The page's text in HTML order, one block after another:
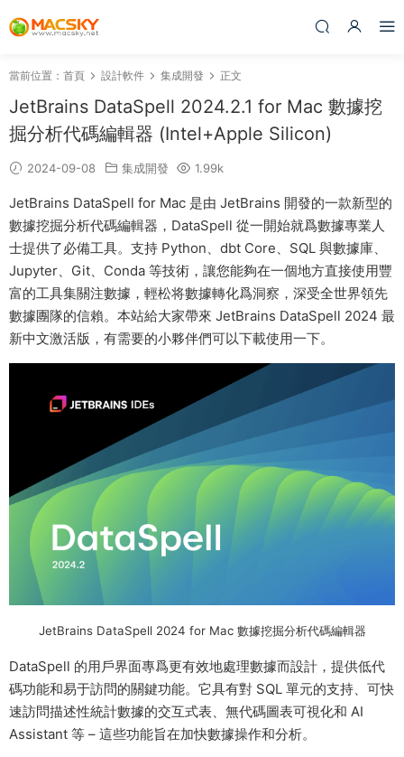
當前位置： 首頁 設計軟件 集成開發 正文
JetBrains DataSpell 2024.2.1 for Mac 數據挖
掘分析代碼編輯器 (Intel+Apple Silicon)
2024-09-08 集成開發 1.99k
JetBrains DataSpell for Mac 是由 JetBrains 開發的一款新型的
數據挖掘分析代碼編輯器，DataSpell 從一開始就爲數據專業人
士提供了必備工具。支持 Python、dbt Core、SQL 與數據庫、
Jupyter、Git、Conda 等技術，讓您能夠在一個地方直接使用豐
富的工具集關注數據，輕松将數據轉化爲洞察，深受全世界領先
數據團隊的信賴。本站給大家帶來 JetBrains DataSpell 2024 最
新中文激活版，有需要的小夥伴們可以下載使用一下。
JetBrains DataSpell 2024 for Mac 數據挖掘分析代碼編輯器
DataSpell 的用戶界面專爲更有效地處理數據而設計，提供低代
碼功能和易于訪問的關鍵功能。它具有對 SQL 單元的支持、可快
速訪問描述性統計數據的交互式表、無代碼圖表可視化和 AI
Assistant 等 – 這些功能旨在加快數據操作和分析。